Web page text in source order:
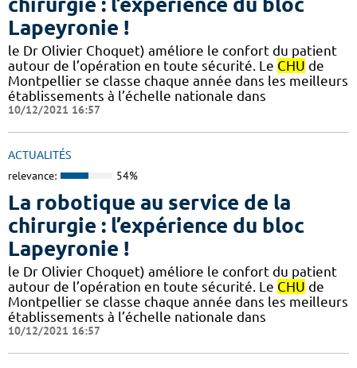
chirurgie : l’expérience du bloc
Lapeyronie !
le Dr Olivier Choquet) améliore le confort du patient
autour de l’opération en toute sécurité. Le CHU de
Montpellier se classe chaque année dans les meilleurs
établissements à l’échelle nationale dans
10/12/2021 16:57
ACTUALITÉS
relevance: 54%
La robotique au service de la
chirurgie : l’expérience du bloc
Lapeyronie !
le Dr Olivier Choquet) améliore le confort du patient
autour de l’opération en toute sécurité. Le CHU de
Montpellier se classe chaque année dans les meilleurs
établissements à l’échelle nationale dans
10/12/2021 16:57